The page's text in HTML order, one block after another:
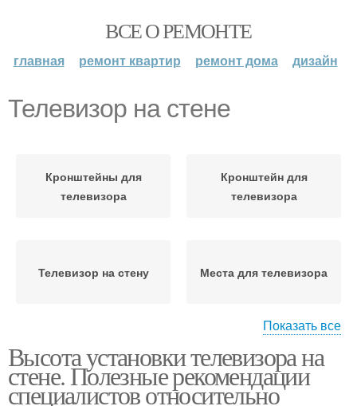
ВСЕ О РЕМОНТЕ
главная ремонт квартир ремонт дома дизайн
Телевизор на стене
Кронштейны для
телевизора
Кронштейн для
телевизора
Телевизор на стену Места для телевизора
Кронштейн на стену Телевизор в спальне
Показать все
Высота установки телевизора на
стене. Полезные рекомендации
специалистов относительно